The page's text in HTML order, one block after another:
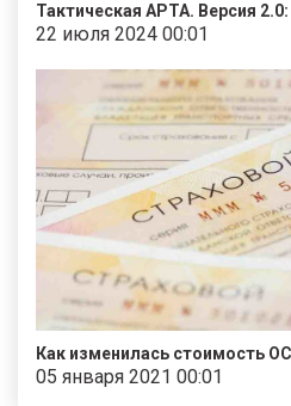
Тактическая АРТА. Версия
22 июля 2024 00:01
Как изменилась стоимость
05 января 2021 00:01